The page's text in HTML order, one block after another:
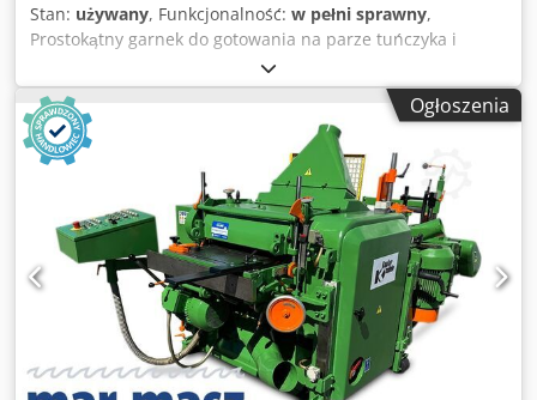
Stan: używany, Funkcjonalność: w pełni sprawny,
Prostokątny garnek do gotowania na parze tuńczyka i
podobnych produktów. Codewny Hmopfx Am Terf
Ogłoszenia